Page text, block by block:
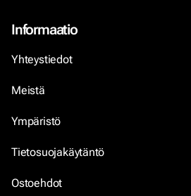
Informaatio
Yhteystiedot
Meistä
Ympäristö
Tietosuojakäytäntö
Ostoehdot